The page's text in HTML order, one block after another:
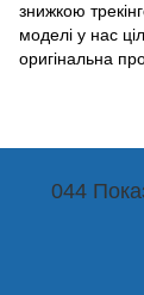
знижкою
моделі у нас
оригінальна
044